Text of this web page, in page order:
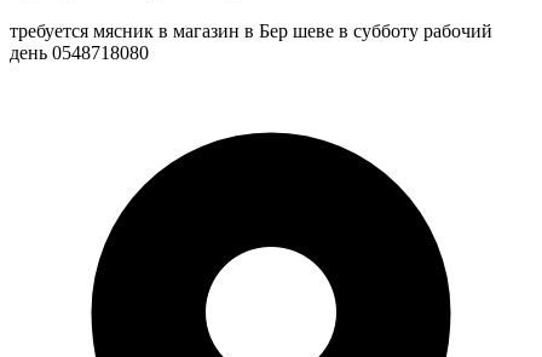
требуется мясник в магазин в Бер шеве в субботу рабочий
день 0548718080